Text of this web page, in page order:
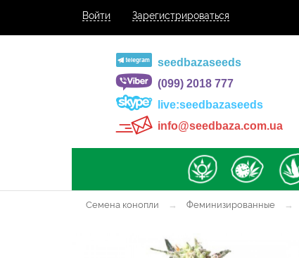
Войти Зарегистрироваться
seedbazaseeds
(099) 2018 777
live:seedbazaseeds
info@seedbaza.com.ua
Семена конопли → Феминизированные →